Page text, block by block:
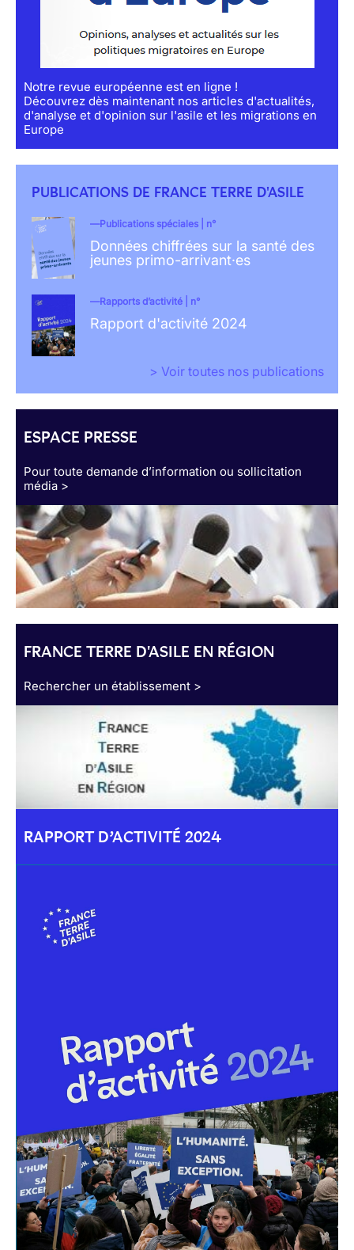
Notre revue européenne est en ligne !
Découvrez dès maintenant nos articles d'actualités,
d'analyse et d'opinion sur l'asile et les migrations en
Europe
PUBLICATIONS DE FRANCE TERRE D'ASILE
Publications spéciales | n°
Données chiffrées sur la santé des
jeunes primo-arrivant·es
Rapports d’activité | n°
Rapport d'activité 2024
> Voir toutes nos publications
ESPACE PRESSE
Pour toute demande d’information ou sollicitation
média >
FRANCE TERRE D'ASILE EN RÉGION
Rechercher un établissement >
RAPPORT D’ACTIVITÉ 2024